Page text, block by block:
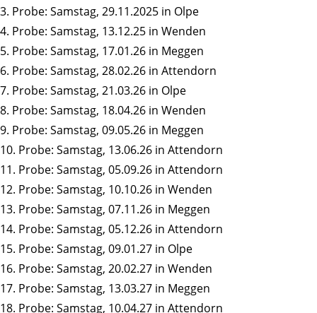
3. Probe: Samstag, 29.11.2025 in Olpe
4. Probe: Samstag, 13.12.25 in Wenden
5. Probe: Samstag, 17.01.26 in Meggen
6. Probe: Samstag, 28.02.26 in Attendorn
7. Probe: Samstag, 21.03.26 in Olpe
8. Probe: Samstag, 18.04.26 in Wenden
9. Probe: Samstag, 09.05.26 in Meggen
10. Probe: Samstag, 13.06.26 in Attendorn
11. Probe: Samstag, 05.09.26 in Attendorn
12. Probe: Samstag, 10.10.26 in Wenden
13. Probe: Samstag, 07.11.26 in Meggen
14. Probe: Samstag, 05.12.26 in Attendorn
15. Probe: Samstag, 09.01.27 in Olpe
16. Probe: Samstag, 20.02.27 in Wenden
17. Probe: Samstag, 13.03.27 in Meggen
18. Probe: Samstag, 10.04.27 in Attendorn